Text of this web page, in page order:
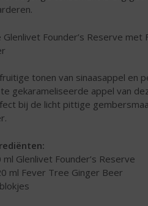
Glenlivet Founder’s Reserve met
tonen van sinaasappel en
gekarameliseerde appel van
bij de licht pittige
ml Glenlivet Founder’s Reserve
ml Fever Tree Ginger Beer